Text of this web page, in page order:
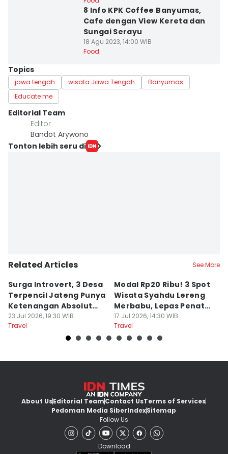
8 Info KPK Coffee Banyumas,
Cafe dengan View Kereta dan
Sungai Serayu
18 Agu 2023, 14:00 WIB
Food
Topics
jawa tengah wisata Jawa Tengah
Banyumas
Educate me
Editorial Team
Editor
Bandot Arywono
Tonton lebih seru di
Related Articles See More
Surga Introvert, 3 Desa
Terpencil Jateng Punya
Ketenangan Absolut
Untuk Disconect
23 Jul 2026, 19:30 WIB
Travel
Modal Rp20 Ribu! 3 Spot
Wisata Syahdu Lereng
Merbabu, Lepas Penat
akhir Pekan!
17 Jul 2026, 14:30 WIB
Travel
About UsEditorial TeamContact UsTerms of Services
Pedoman Media SiberIndexSitemap
Follow Us
Download